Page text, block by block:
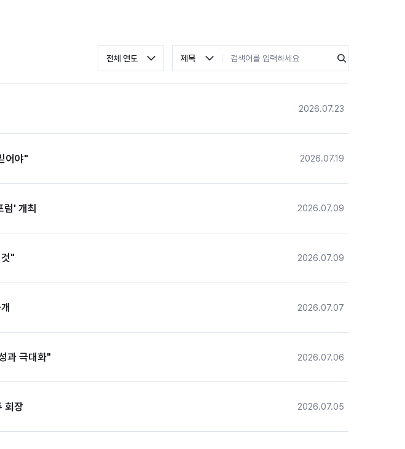
전체 연도 제목
2026.07.23
어야" 2026.07.19
럼' 개최 2026.07.09
" 2026.07.09
2026.07.07
과 극대화" 2026.07.06
회장 2026.07.05